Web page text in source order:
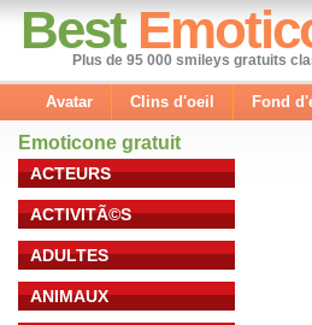
Best
Plus de 95 000 smileys gratuits
Avatar Clins d'oeil Fond
Emoticone gratuit
ACTEURS
ACTIVITÃ©S
ADULTES
ANIMAUX